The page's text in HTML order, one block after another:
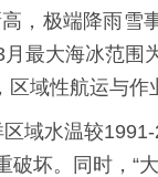
，极端降雨雪
最大海冰范围
域性航运与作
域水温较
坏。同时，“